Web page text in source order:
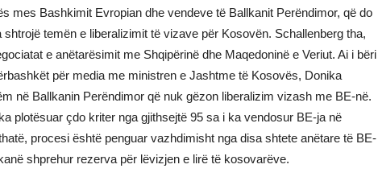
mes Bashkimit Evropian dhe vendeve të Ballkanit Perëndimor, që do
temën e liberalizimit të vizave për Kosovën. Schallenberg tha,
e anëtarësimit me Shqipërinë dhe Maqedoninë e Veriut. Ai i bëri
për media me ministren e Jashtme të Kosovës, Donika
në Ballkanin Perëndimor që nuk gëzon liberalizim vizash me BE-në.
plotësuar çdo kriter nga gjithsejtë 95 sa i ka vendosur BE-ja në
procesi është penguar vazhdimisht nga disa shtete anëtare të BE-
shprehur rezerva për lëvizjen e lirë të kosovarëve.